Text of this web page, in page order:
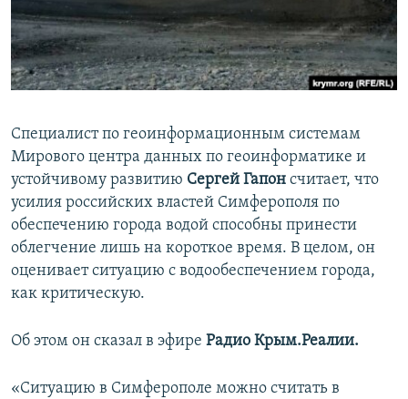
ПОБЕДИТЕЛЕЙ НЕ СУДЯТ?
КРЫМ.НЕПОКОРЕННЫЙ
ELIFBE
ПРИСОЕДИНЯЙТЕСЬ!
Все сайты RFE/RL
Специалист по геоинформационным системам
Мирового центра данных по геоинформатике и
устойчивому развитию Сергей Гапон считает, что
усилия российских властей Симферополя по
обеспечению города водой способны принести
облегчение лишь на короткое время. В целом, он
оценивает ситуацию с водообеспечением города,
как критическую.
Об этом он сказал в эфире Радио Крым.Реалии.
«Ситуацию в Симферополе можно считать в